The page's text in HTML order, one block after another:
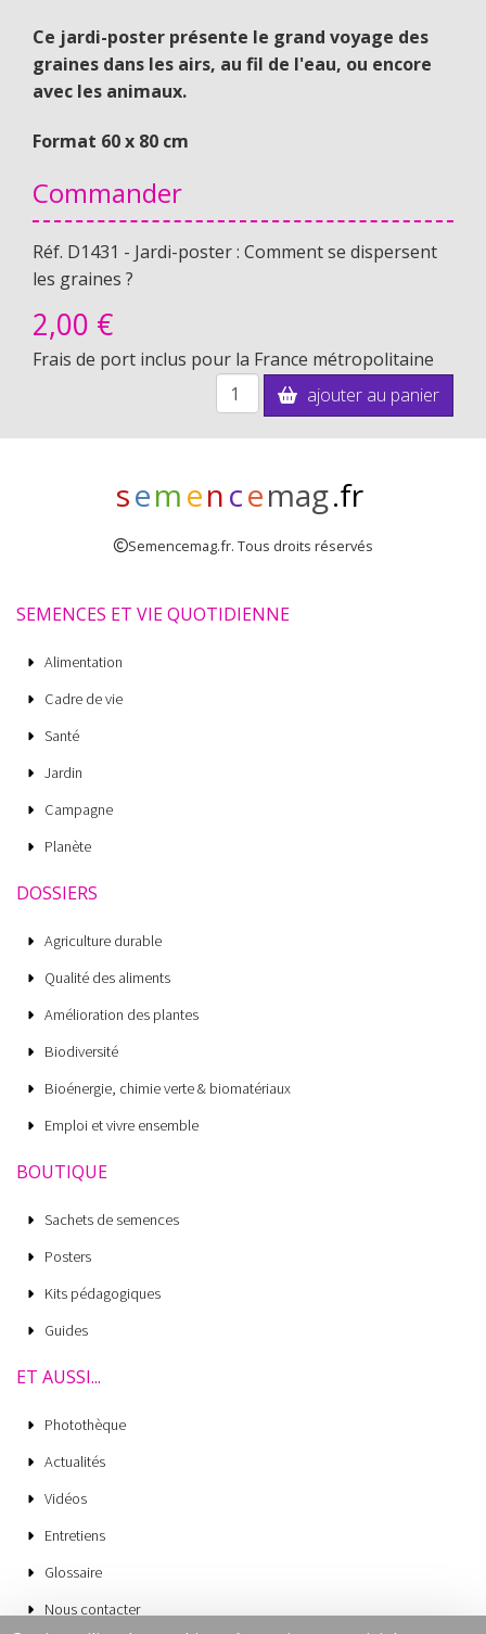
Ce jardi-poster présente le grand voyage des
graines dans les airs, au fil de l'eau, ou encore
avec les animaux.
Format 60 x 80 cm
Commander
Réf. D1431 - Jardi-poster : Comment se dispersent
les graines ?
2,00 €
Frais de port inclus pour la France métropolitaine
ajouter au panier
semencemag.fr
Semencemag.fr. Tous droits réservés
SEMENCES ET VIE QUOTIDIENNE
Alimentation
Cadre de vie
Santé
Jardin
Campagne
Planète
DOSSIERS
Agriculture durable
Qualité des aliments
Amélioration des plantes
Biodiversité
Bioénergie, chimie verte & biomatériaux
Emploi et vivre ensemble
BOUTIQUE
Sachets de semences
Posters
Kits pédagogiques
Guides
ET AUSSI...
Photothèque
Actualités
Vidéos
Entretiens
Glossaire
Nous contacter